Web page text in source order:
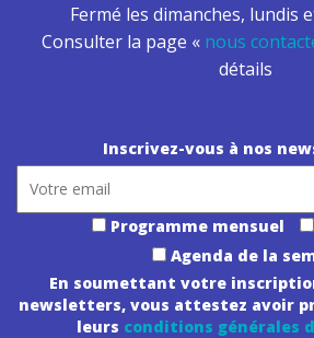
Fermé les dimanches, lundis
Consulter la page « nous
détails
Inscrivez-vous à nos
Programme mensuel
Agenda de la
En soumettant votre
newsletters, vous attestez avoir
leurs conditions générales